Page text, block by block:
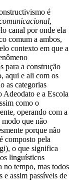
é
,
canal por onde ela
comum a ambos,
contexto em que a
para a construção
aqui e ali com os
as categorias
Adeodato e a Escola
como o
operando com a
que não
porque não
composto pela
o que significa
linguísticos
no tempo, mas todos
e assim passíveis de